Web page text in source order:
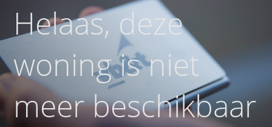
Helaas, deze
woning is niet
meer beschikbaar